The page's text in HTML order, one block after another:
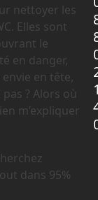
nettoyer les
Elles sont
le
en danger,
en tête,
pas ? Alors où
m’expliquer
dans 95%